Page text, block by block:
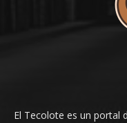
El Tecolote es un portal